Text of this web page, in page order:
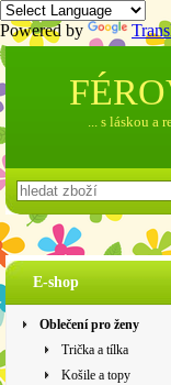
Powered by
E-shop
Oblečení pro ženy
Trička a tílka
Košile a topy
... s láskou a